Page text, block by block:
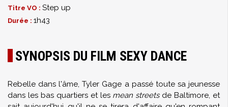
Titre VO : Step up
Durée : 1h43
SYNOPSIS DU FILM SEXY DANCE
Rebelle dans l'âme, Tyler Gage a passé toute sa jeunesse
dans les bas quartiers et les mean streetsde Baltimore, et